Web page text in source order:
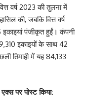
वर्ष 2023 की तुलना में
की, जबकि वित्त वर्ष
पंजीकृत हुईं। कंपनी
इकाइयों के साथ 42
तिमाही में यह 84,133
पर पोस्ट किया: